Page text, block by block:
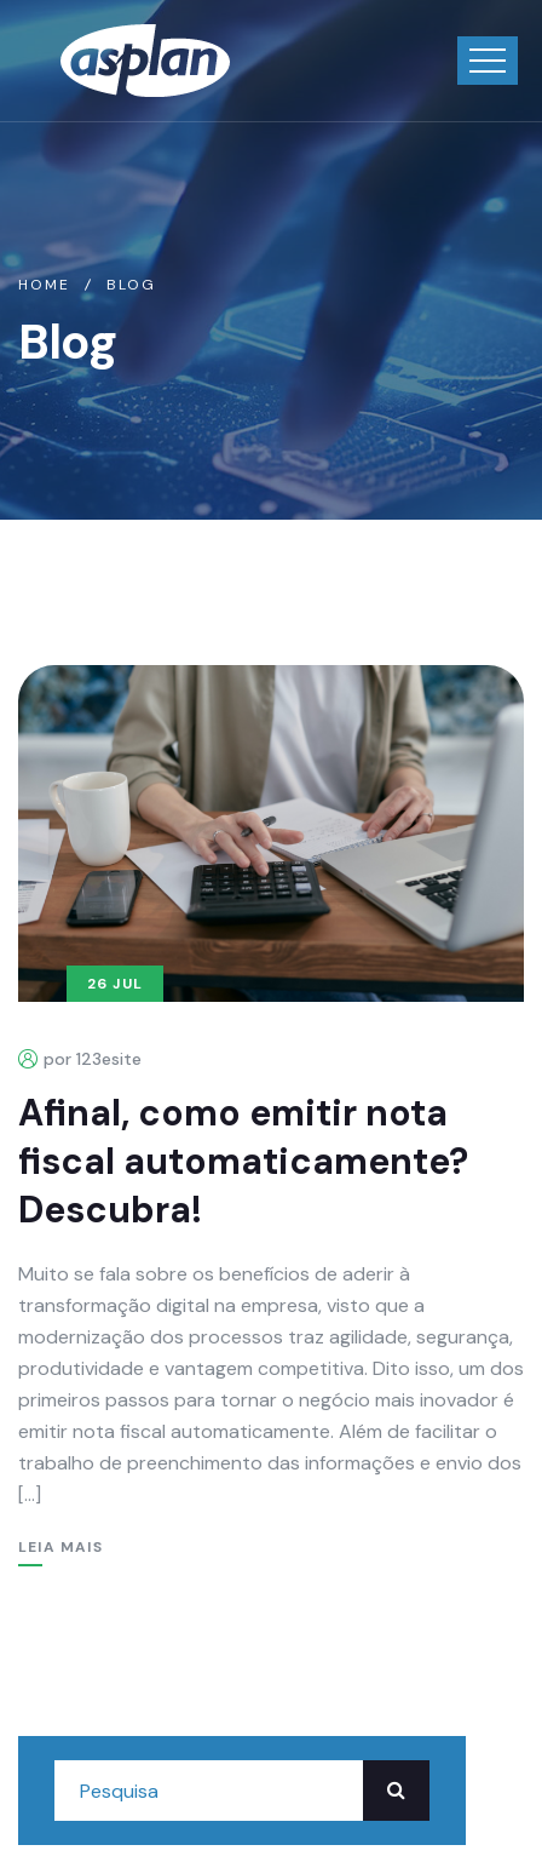
HOME BLOG
Blog
26 JUL
por 123esite
Afinal, como emitir nota
fiscal automaticamente?
Descubra!
Muito se fala sobre os benefícios de aderir à
transformação digital na empresa, visto que a
modernização dos processos traz agilidade, segurança,
produtividade e vantagem competitiva. Dito isso, um dos
primeiros passos para tornar o negócio mais inovador é
emitir nota fiscal automaticamente. Além de facilitar o
trabalho de preenchimento das informações e envio dos
[…]
LEIA MAIS